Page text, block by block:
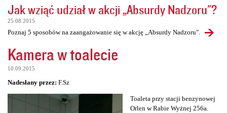
Jak wziąć udział w akcji „Absurdy Nadzoru"?
25.08.2015
Poznaj 5 sposobów na zaangażowanie się w akcję „Absurdy Nadzoru".
Kamera w toalecie
10.09.2015
Nadesłany przez: F.Sz
Toaleta przy stacji benzynowej
Orlen w Rabie Wyżnej 256a.